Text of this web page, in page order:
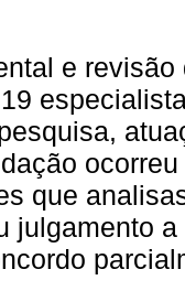
e
que
julgamento